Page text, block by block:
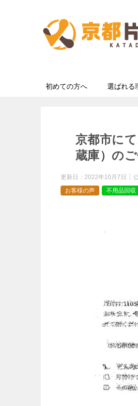
初めての方へ 選ばれる
京都市に
蔵庫）の
更新日： 2022年10月7日
お客様の声
不用品回収